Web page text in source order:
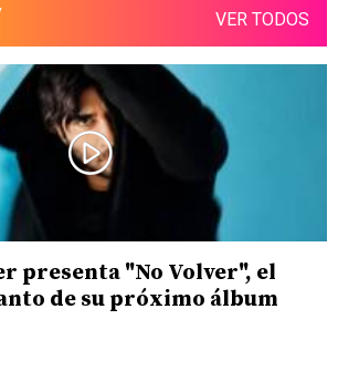
VER TODOS
presenta "No Volver", el
de su próximo álbum